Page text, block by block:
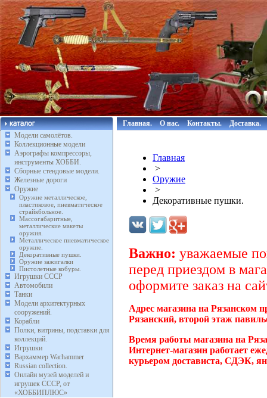
Модели самолётов.
Коллекционные модели
Аэрографы компрессоры,
инструменты ХОББИ.
Сборные стендовые модели.
Железные дороги
Оружие
Оружие металлическое,
пластиковое, пневматическое
страйкбольное.
Массогабаритные,
металлические макеты
оружия.
Металлическое пневматическое
оружие.
Декоративные пушки.
Оружие зажигалки
Пистолетные кобуры.
Игрушки СССР
Автомобили
Танки
Модели архитектурных
сооружений.
Корабли
Полки, витрины, подставки для
коллекций.
Игрушки
Вархаммер Warhammer
Russian collection.
Онлайн музей моделей и
игрушек СССР, от
«ХОББИПЛЮС»
Главная. О нас. Контакты. Доставка.
Главная
>
Оружие
>
Декоративные пушки.
Важно: уважаемые
перед приездом в
оформите заказ на
Адрес магазина на Рязанском
Рязанский, второй этаж
Время работы магазина на
Интернет-магазин работает
курьером достависта, СДЭК,